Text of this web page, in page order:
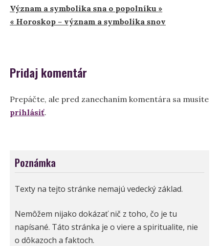
Navigácia
v
Význam a symbolika sna o popolníku »
« Horoskop – význam a symbolika snov
Pridaj komentár
Prepáčte, ale pred zanechaním komentára sa musíte
prihlásiť.
Poznámka
Texty na tejto stránke nemajú vedecký základ.
Nemôžem nijako dokázať nič z toho, čo je tu
napísané. Táto stránka je o viere a spiritualite, nie
o dôkazoch a faktoch.